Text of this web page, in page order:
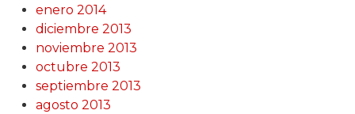
enero 2014
diciembre 2013
noviembre 2013
octubre 2013
septiembre 2013
agosto 2013